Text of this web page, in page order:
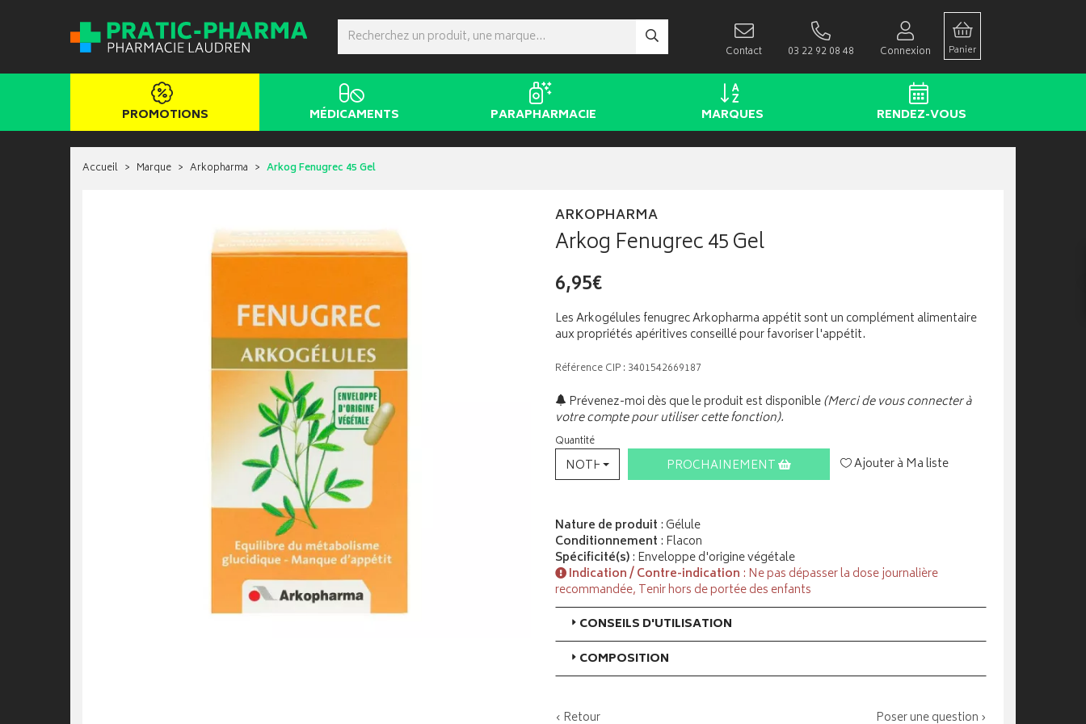
Contact 03 22 92 08 48 Connexion Panier
PROMOTIONS MÉDICAMENTS PARAPHARMACIE MARQUES RENDEZ-VOUS
Accueil Marque Arkopharma Arkog Fenugrec 45 Gel
ARKOPHARMA
Arkog Fenugrec 45 Gel
6,95€
Les Arkogélules fenugrec Arkopharma appétit sont un complément alimentaire
aux propriétés apéritives conseillé pour favoriser l'appétit.
Référence CIP : 3401542669187
Prévenez-moi dès que le produit est disponible(Merci de vous connecter à
votre compte pour utiliser cette fonction).
Quantité
NOTHING SELECTEDPROCHAINEMENT Ajouter à Ma liste
Nature de produit : Gélule
Conditionnement : Flacon
Spécificité(s): Enveloppe d'origine végétale
Indication / Contre-indication : Ne pas dépasser la dose journalière
recommandée, Tenir hors de portée des enfants
CONSEILS D'UTILISATION
COMPOSITION
‹ Retour Poser une question ›